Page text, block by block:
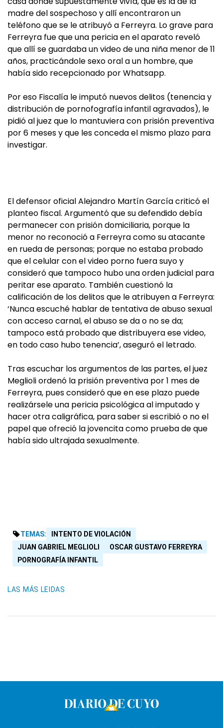
madre del sospechoso y allí encontraron un
teléfono que se le atribuyó a Ferreyra. Lo grave para
Ferreyra fue que una pericia en el aparato reveló
que allí se guardaba un video de una niña menor de 11
años, practicándole sexo oral a un hombre, que
había sido recepcionado por Whatsapp.
Por eso Fiscalía le imputó nuevos delitos (tenencia y
distribución de pornofografía infantil agravados), le
pidió al juez que lo mantuviera con prisión preventiva
por 6 meses y que les conceda el mismo plazo para
investigar.
El defensor oficial Alejandro Martín García criticó el
planteo fiscal. Argumentó que su defendido debía
permanecer con prisión domiciliaria, porque la
menor no reconoció a Ferreyra como su atacante
en rueda de personas; porque no estaba probado
que el celular con el video porno fuera suyo y
consideró que tampoco hubo una orden judicial para
peritar ese aparato. También cuestionó la
calificación de los delitos que le atribuyen a Ferreyra:
‘Nunca escuché hablar de tentativa de abuso sexual
con acceso carnal, el abuso se da o no se da;
tampoco está probado que distribuyera ese video,
en todo caso hubo tenencia’, aseguró el letrado.
Tras escuchar los argumentos de las partes, el juez
Meglioli ordenó la prisión preventiva por 1 mes de
Ferreyra, pues consideró que en ese plazo puede
realizársele una pericia psicológica al imputado y
hacer otra caligráfica, para saber si escribió o no el
papel que ofreció la jovencita como prueba de que
había sido ultrajada sexualmente.
TEMAS:
INTENTO DE VIOLACIÓN
JUAN GABRIEL MEGLIOLI
OSCAR GUSTAVO FERREYRA
PORNOGRAFÍA INFANTIL
LAS MÁS LEIDAS